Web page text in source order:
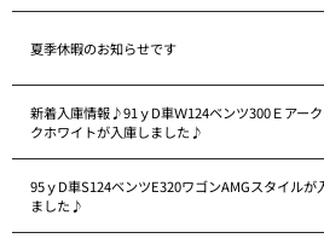
夏季休暇のお知らせです
新着入庫情報♪91ｙD車Ｗ124ベンツ300Ｅアーク
クホワイトが入庫しました♪
95ｙD車S124ベンツE320ワゴンAMGスタイルが
ました♪